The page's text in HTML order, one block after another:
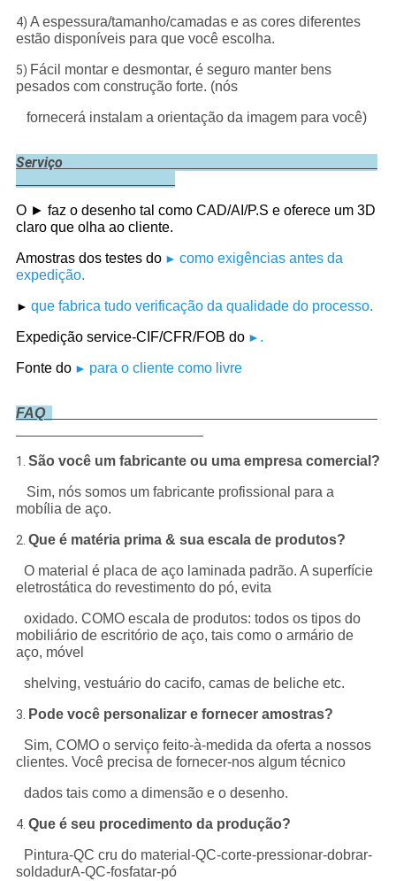
4) A espessura/tamanho/camadas e as cores diferentes
estão disponíveis para que você escolha.
5) Fácil montar e desmontar, é seguro manter bens
pesados com construção forte. (nós
fornecerá instalam a orientação da imagem para você)
Serviço
O ► faz o desenho tal como CAD/AI/P.S e oferece um 3D
claro que olha ao cliente.
Amostras dos testes do ► como exigências antes da
expedição.
► que fabrica tudo verificação da qualidade do processo.
Expedição service-CIF/CFR/FOB do ► .
Fonte do ► para o cliente como livre
FAQ
1. São você um fabricante ou uma empresa comercial?
Sim, nós somos um fabricante profissional para a
mobília de aço.
2. Que é matéria prima & sua escala de produtos?
O material é placa de aço laminada padrão. A superfície
eletrostática do revestimento do pó, evita
oxidado. COMO escala de produtos: todos os tipos do
mobiliário de escritório de aço, tais como o armário de
aço, móvel
shelving, vestuário do cacifo, camas de beliche etc.
3. Pode você personalizar e fornecer amostras?
Sim, COMO o serviço feito-à-medida da oferta a nossos
clientes. Você precisa de fornecer-nos algum técnico
dados tais como a dimensão e o desenho.
4. Que é seu procedimento da produção?
Pintura-QC cru do material-QC-corte-pressionar-dobrar-
soldadurA-QC-fosfatar-pó